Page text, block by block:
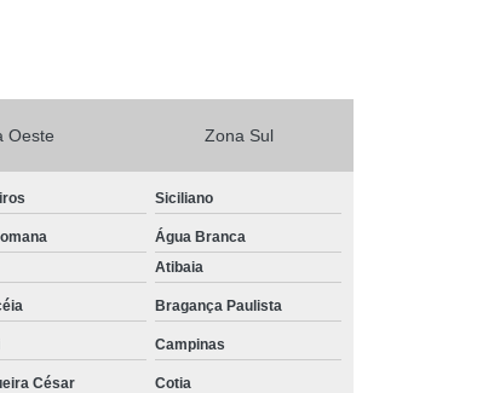
Locação de Lençol Solteiro
de Toalha de Banho Branca
de Banho Fio Penteado
Toalha de Banho Algodão
de Toalha de Banho Grande
Oeste Zona Sul
Siciliano
Água Branca
Atibaia
Bragança Paulista
Campinas
César Cotia